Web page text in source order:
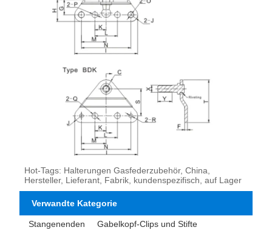
Hot-Tags: Halterungen Gasfederzubehör, China,
Hersteller, Lieferant, Fabrik, kundenspezifisch, auf Lager
Verwandte Kategorie
Stangenenden
Gabelkopf-Clips und Stifte